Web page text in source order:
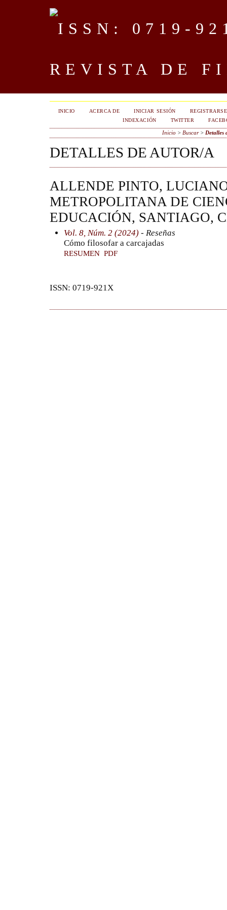
REVISTA DE
INICIO ACERCA DE INICIAR SESIÓN
REGISTRARSE
INDEXACIÓN
TWITTER
Inicio > Buscar> Detalles
DETALLES DE AUTOR/A
ALLENDE PINTO,
METROPOLITANA DE
EDUCACIÓN, SANTIAGO,
Vol. 8, Núm. 2 (2024) - Reseñas
Cómo filosofar a carcajadas
RESUMEN PDF
ISSN: 0719-921X